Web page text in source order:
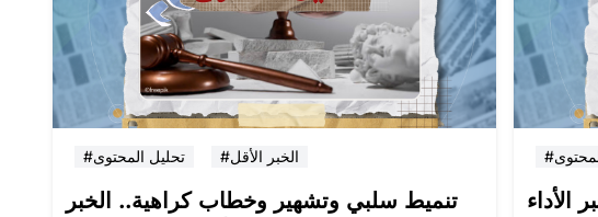
#تحليل المحتوى #الخبر الأقل
تنميط سلبي وتشهير وخطاب كراهية.. الخبر
الأداء